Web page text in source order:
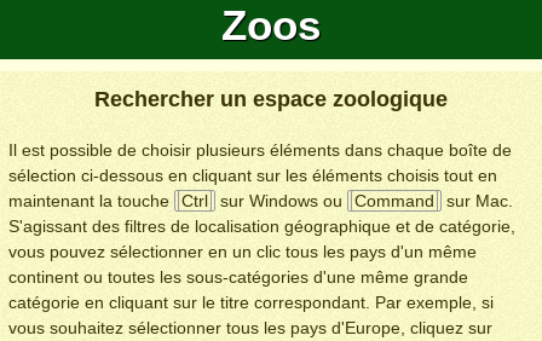
Zoos
Rechercher un espace zoologique
Il est possible de choisir plusieurs éléments dans chaque boîte de
sélection ci-dessous en cliquant sur les éléments choisis tout en
maintenant la touche
Ctrl sur Windows ou Command
sur Mac.
S'agissant des filtres de localisation géographique et de catégorie,
vous pouvez sélectionner en un clic tous les pays d'un même
continent ou toutes les sous-catégories d'une même grande
catégorie en cliquant sur le titre correspondant. Par exemple, si
vous souhaitez sélectionner tous les pays d'Europe, cliquez sur